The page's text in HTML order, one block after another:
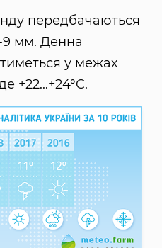
передбачаються
9 мм. Денна
у межах
+22...+24°C.